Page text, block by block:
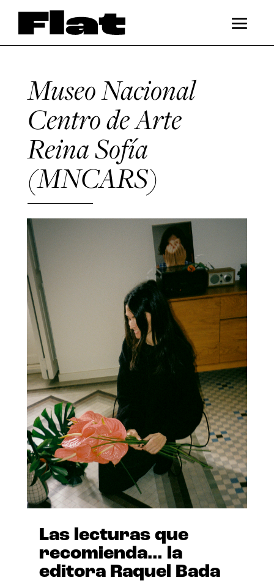
Museo Nacional
Centro de Arte
Reina Sofía
(MNCARS)
Las lecturas que
recomienda… la
editora Raquel Bada